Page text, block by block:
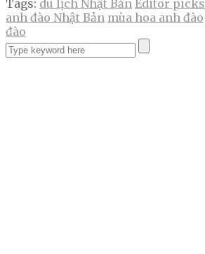
Tags: du lịch Nhật Bản Editor picks
anh đào Nhật Bản mùa hoa anh đào
đào